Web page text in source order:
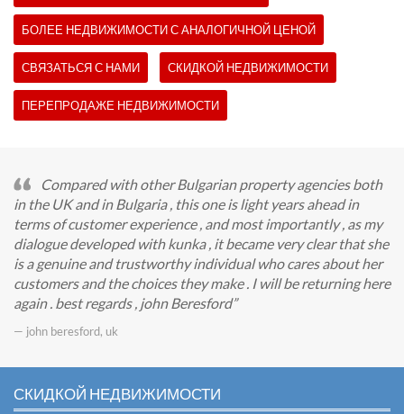
БОЛЕЕ НЕДВИЖИМОСТИ С АНАЛОГИЧНОЙ ЦЕНОЙ
СВЯЗАТЬСЯ С НАМИ СКИДКОЙ НЕДВИЖИМОСТИ
ПЕРЕПРОДАЖЕ НЕДВИЖИМОСТИ
Compared with other Bulgarian property agencies both
in the UK and in Bulgaria , this one is light years ahead in
terms of customer experience , and most importantly , as my
dialogue developed with kunka , it became very clear that she
is a genuine and trustworthy individual who cares about her
customers and the choices they make . I will be returning here
again . best regards , john Beresford
— john beresford, uk
СКИДКОЙ НЕДВИЖИМОСТИ